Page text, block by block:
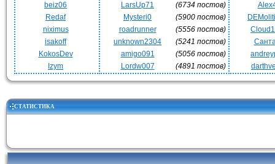
beiz06
Redaf
niximus
isakoff
KokosDev
Izym
LarsUp71
(6734 постов)
Mysteri0
(5900 постов)
roadrunner
(5556 постов)
unknown2304
(5241 постов)
amigo091
(5056 постов)
Lordw007
(4891 постов)
СТАТИСТИКА